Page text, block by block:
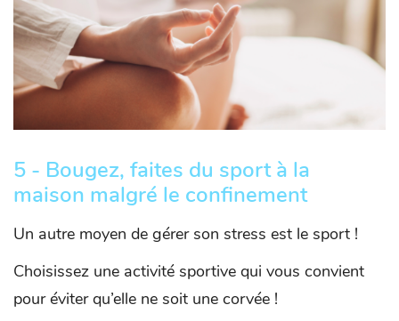
5 - Bougez, faites du sport à la
maison malgré le confinement
Un autre moyen de gérer son stress est le sport !
Choisissez une activité sportive qui vous convient
pour éviter qu’elle ne soit une corvée !